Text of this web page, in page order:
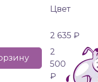
Цвет
2 635 ₽
2
500
₽